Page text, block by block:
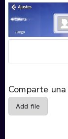
Comparte
Add file